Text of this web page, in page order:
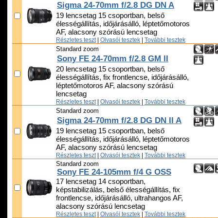
Sigma 24-70mm f/2.8 DG DN A
19 lencsetag 15 csoportban, belső
élességállítás, időjárásálló, léptetőmotoros
AF, alacsony szórású lencsetag
Részletes teszt Olvasói tesztek További tesztek
Standard zoom
Sony FE 24-70mm f/2.8 GM II
20 lencsetag 15 csoportban, belső
élességállítás, fix frontlencse, időjárásálló,
léptetőmotoros AF, alacsony szórású
lencsetag
Részletes teszt Olvasói tesztek További tesztek
Standard zoom
Sigma 24-70mm f/2.8 DG DN II A
19 lencsetag 15 csoportban, belső
élességállítás, időjárásálló, léptetőmotoros
AF, alacsony szórású lencsetag
Részletes teszt Olvasói tesztek További tesztek
Standard zoom
Sony FE 24-105mm f/4 G OSS
17 lencsetag 14 csoportban,
képstabilizálás, belső élességállítás, fix
frontlencse, időjárásálló, ultrahangos AF,
alacsony szórású lencsetag
Részletes teszt Olvasói tesztek További tesztek